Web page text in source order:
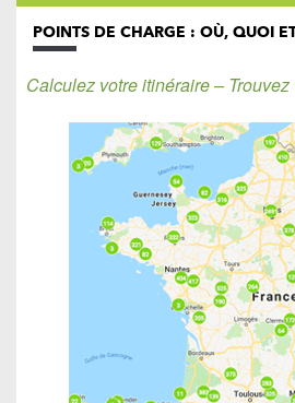
POINTS DE CHARGE : OÙ, QUOI
Calculez votre itinéraire –